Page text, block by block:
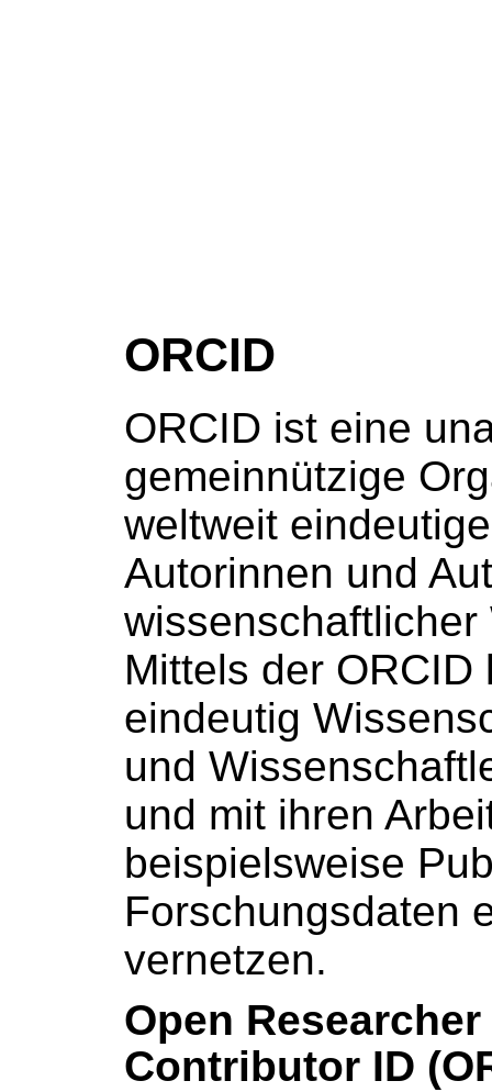
ORCID
ORCID ist eine
gemeinnützige
weltweit
Autorinnen und
Mittels der
eindeutig
und
und mit ihren
beispielsweise
Forschungsdaten
vernetzen.
Open
Contributor ID